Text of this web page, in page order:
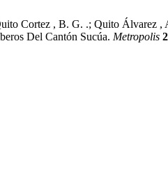
Cortez , B. G. .; Quito Álvarez
Del Cantón Sucúa. Metropolis